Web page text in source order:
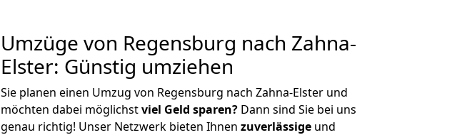
Umzüge von Regensburg nach Zahna-
Elster: Günstig umziehen
Sie planen einen Umzug von Regensburg nach Zahna-Elster und
möchten dabei möglichstviel Geld sparen? Dann sind Sie bei uns
genau richtig! Unser Netzwerk bieten Ihnen zuverlässige und